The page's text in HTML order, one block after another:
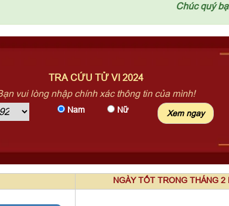
Chúc quý
TRA CỨU TỬ VI 2024
vui lòng nhập chính xác thông tin của mình!
Nam Nữ
NGÀY TỐT TRONG THÁNG 2